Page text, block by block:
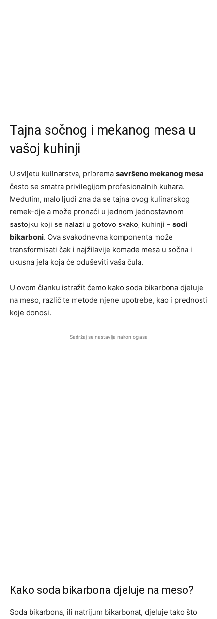
Tajna sočnog i mekanog mesa u
vašoj kuhinji
U svijetu kulinarstva, priprema savršeno mekanog mesa
često se smatra privilegijom profesionalnih kuhara.
Međutim, malo ljudi zna da se tajna ovog kulinarskog
remek-djela može pronaći u jednom jednostavnom
sastojku koji se nalazi u gotovo svakoj kuhinji – sodi
bikarboni. Ova svakodnevna komponenta može
transformisati čak i najžilavije komade mesa u sočna i
ukusna jela koja će oduševiti vaša čula.
U ovom članku istražit ćemo kako soda bikarbona djeluje
na meso, različite metode njene upotrebe, kao i prednosti
koje donosi.
Sadržaj se nastavlja nakon oglasa
Kako soda bikarbona djeluje na meso?
Soda bikarbona, ili natrijum bikarbonat, djeluje tako što